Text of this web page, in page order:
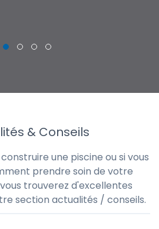
& Conseils
une piscine ou si vous
prendre soin de votre
trouverez d'excellentes
section actualités / conseils.